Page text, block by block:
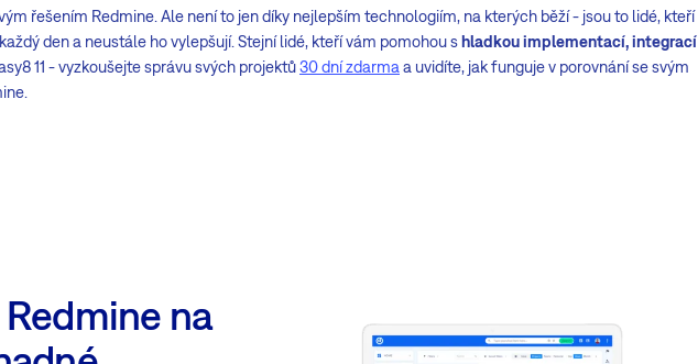
řešením Redmine. Ale není to jen díky nejlepším technologiím, na kterých běží - jsou to lidé, kteří
den a neustále ho vylepšují. Stejní lidé, kteří vám pomohou shladkou implementací, integrací
11 - vyzkoušejte správu svých projektů30 dní zdarma a uvidíte, jak funguje v porovnání se svým
na